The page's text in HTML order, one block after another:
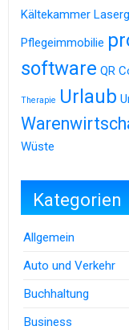
Kältekammer
Pflegeimmobilie
software QR
Therapie Urlaub
Wüste
Kategorien
Allgemein
Auto und Verkehr
Buchhaltung
Business